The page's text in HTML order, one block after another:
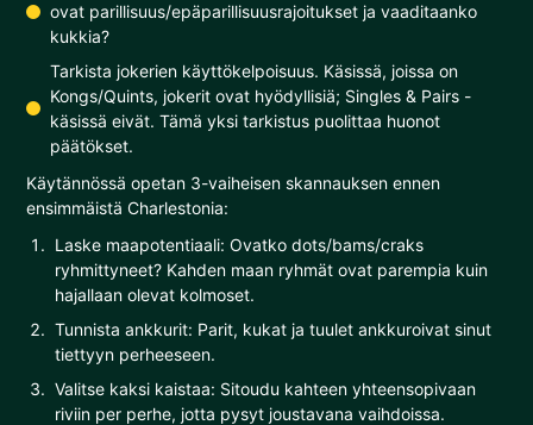
ovat parillisuus/epäparillisuusrajoitukset ja vaaditaanko
kukkia?
Tarkista jokerien käyttökelpoisuus. Käsissä, joissa on
Kongs/Quints, jokerit ovat hyödyllisiä; Singles & Pairs -
käsissä eivät. Tämä yksi tarkistus puolittaa huonot
päätökset.
Käytännössä opetan 3-vaiheisen skannauksen ennen
ensimmäistä Charlestonia:
Laske maapotentiaali: Ovatko dots/bams/craks
ryhmittyneet? Kahden maan ryhmät ovat parempia kuin
hajallaan olevat kolmoset.
Tunnista ankkurit: Parit, kukat ja tuulet ankkuroivat sinut
tiettyyn perheeseen.
Valitse kaksi kaistaa: Sitoudu kahteen yhteensopivaan
riviin per perhe, jotta pysyt joustavana vaihdoissa.